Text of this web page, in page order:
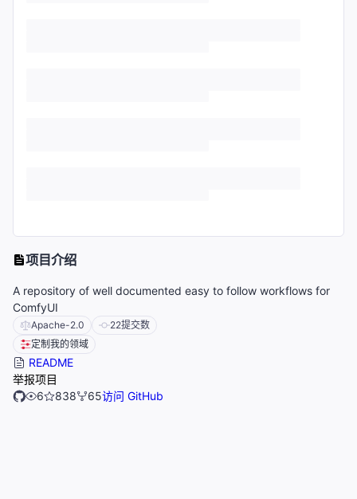
项目介绍
A repository of well documented easy to follow workflows for
ComfyUI
Apache-2.0 22提交数
定制我的领域
README
举报项目
6
838 65访问 GitHub